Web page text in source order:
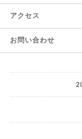
アクセス
お問い合わせ